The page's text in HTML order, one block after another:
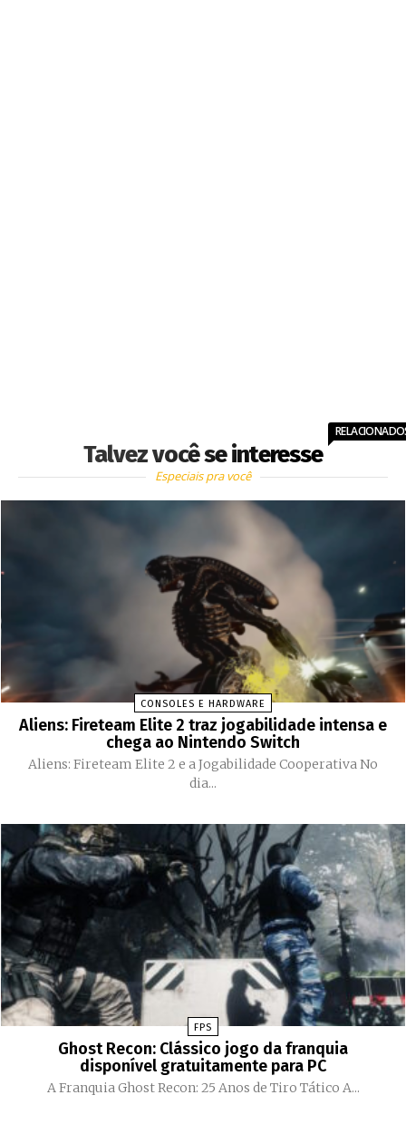
Talvez você se interesse
Especiais pra você
CONSOLES E HARDWARE
Aliens: Fireteam Elite 2 traz jogabilidade intensa e
chega ao Nintendo Switch
Aliens: Fireteam Elite 2 e a Jogabilidade Cooperativa No
dia...
FPS
Ghost Recon: Clássico jogo da franquia
disponível gratuitamente para PC
A Franquia Ghost Recon: 25 Anos de Tiro Tático A...